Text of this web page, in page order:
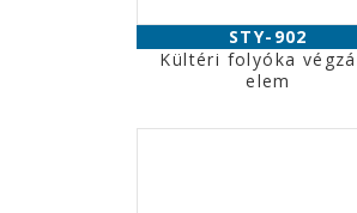
STY-902
Kültéri folyóka
elem